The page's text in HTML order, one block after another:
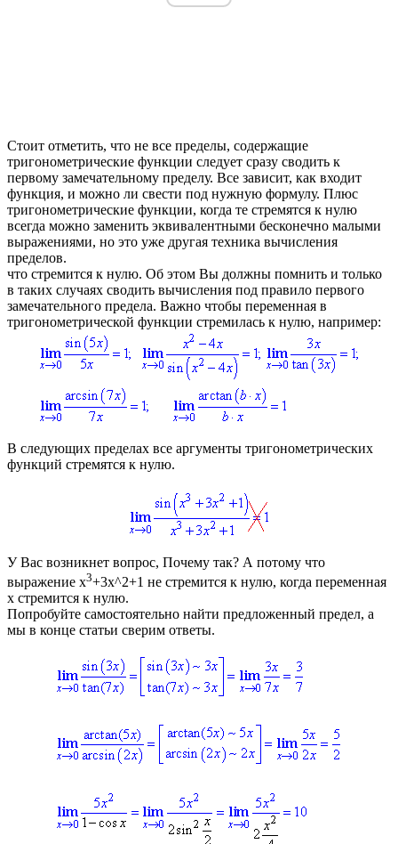
Стоит отметить, что не все пределы, содержащие
тригонометрические функции следует сразу сводить к
первому замечательному пределу. Все зависит, как входит
функция, и можно ли свести под нужную формулу. Плюс
тригонометрические функции, когда те стремятся к нулю
всегда можно заменить эквивалентными бесконечно малыми
выражениями, но это уже другая техника вычисления
пределов.
что стремится к нулю. Об этом Вы должны помнить и только
в таких случаях сводить вычисления под правило первого
замечательного предела. Важно чтобы переменная в
тригонометрической функции стремилась к нулю, например:
В следующих пределах все аргументы тригонометрических
функций стремятся к нулю.
У Вас возникнет вопрос, Почему так? А потому что
выражение x3+3x^2+1 не стремится к нулю, когда переменная
x стремится к нулю.
Попробуйте самостоятельно найти предложенный предел, а
мы в конце статьи сверим ответы.